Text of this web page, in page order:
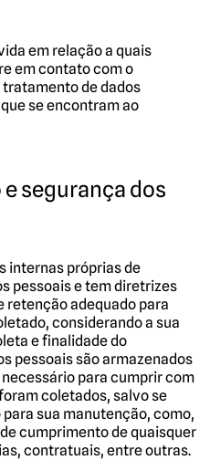
em relação a quais
em contato com o
tratamento de dados
se encontram ao
segurança dos
internas próprias de
pessoais e tem diretrizes
retenção adequado para
considerando a sua
e finalidade do
pessoais são armazenados
para cumprir com
coletados, salvo se
sua manutenção, como,
cumprimento de quaisquer
contratuais, entre outras.